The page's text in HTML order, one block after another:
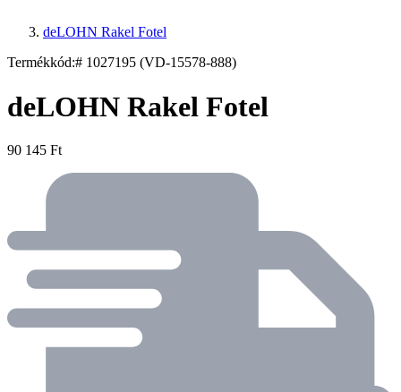
deLOHN Rakel Fotel
Termékkód:# 1027195 (VD-15578-888)
deLOHN Rakel Fotel
90 145 Ft